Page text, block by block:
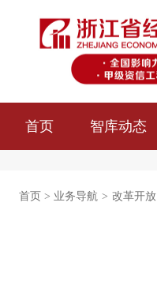
首页 智库动态
首页 > 业务导航 > 改革开放